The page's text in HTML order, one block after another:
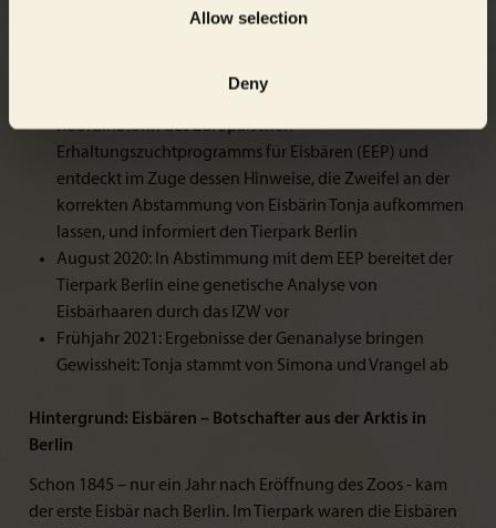
Allow selection
Deny
7. Dezember 2017: Geburt weibliches Eisbär-Jungtier
1. Dezember 2018: Geburt Eisbärin Hertha
Koordinatorin des Europäischen
Erhaltungszuchtprogramms für Eisbären (EEP) und
entdeckt im Zuge dessen Hinweise, die Zweifel an der
korrekten Abstammung von Eisbärin Tonja aufkommen
lassen, und informiert den Tierpark Berlin
August 2020: In Abstimmung mit dem EEP bereitet der
Tierpark Berlin eine genetische Analyse von
Eisbärhaaren durch das IZW vor
Frühjahr 2021: Ergebnisse der Genanalyse bringen
Gewissheit: Tonja stammt von Simona und Vrangel ab
Hintergrund: Eisbären – Botschafter aus der Arktis in
Berlin
Schon 1845 – nur ein Jahr nach Eröffnung des Zoos - kam
der erste Eisbär nach Berlin. Im Tierpark waren die Eisbären